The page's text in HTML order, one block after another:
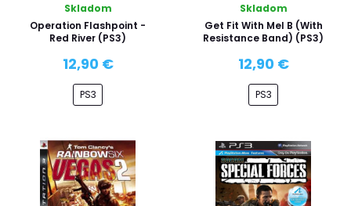
Skladom
Operation Flashpoint -
Red River (PS3)
12,90 €
PS3
Skladom
Get Fit With Mel B (With
Resistance Band) (PS3)
12,90 €
PS3